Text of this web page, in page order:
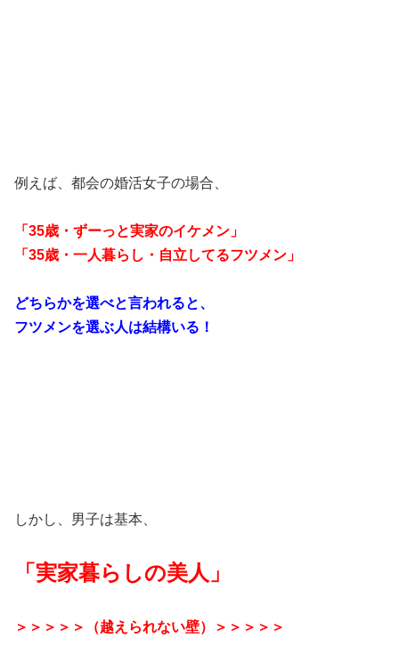
例えば、都会の婚活女子の場合、
「35歳・ずーっと実家のイケメン」
「35歳・一人暮らし・自立してるフツメン」
どちらかを選べと言われると、
フツメンを選ぶ人は結構いる！
しかし、男子は基本、
「実家暮らしの美人」
＞＞＞＞＞（越えられない壁）＞＞＞＞＞